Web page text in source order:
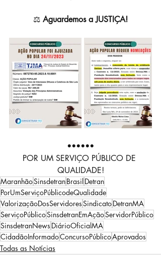
⚖️ Aguardemos a JUSTIÇA!
••••••
POR UM SERVIÇO PÚBLICO DE
QUALIDADE!
MaranhãoSinsdetranBrasil Detran
PorUmServiçoPúblicodeQualidade
ValorizaçãoDosServidoresSindicatoDetranMA
ServiçoPúblicoSinsdetranEmAçãoServidorPúblico
SinsdetranNews DiárioOficialMA
CidadãoInformadoConcursoPúblicoAprovados
Todas as Notícias